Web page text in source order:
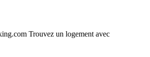
Trouvez un logement avec